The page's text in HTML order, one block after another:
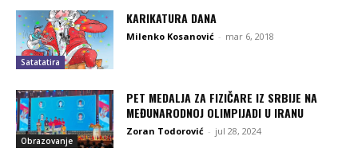
Satatatira
KARIKATURA DANA
Milenko Kosanović - mar 6, 2018
Obrazovanje
PET MEDALJA ZA FIZIČARE IZ SRBIJE NA
MEĐUNARODNOJ OLIMPIJADI U IRANU
Zoran Todorović - jul 28, 2024